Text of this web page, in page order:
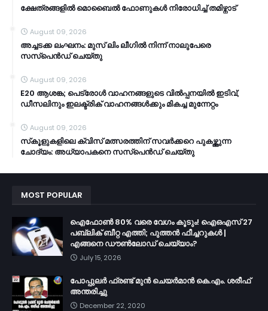
ക്ഷേത്രങ്ങളില്‍ മൊബൈല്‍ ഫോണുകള്‍ നിരോധിച്ച് തമിഴ്നാട്
August 09, 2026
അച്ചടക്ക ലംഘനം: മുസ് ലിം ലീഗില്‍ നിന്ന് നാലുപേരെ
സസ്പെന്‍ഡ് ചെയ്തു
August 09, 2026
E20 ആശങ്ക; പെട്രോൾ വാഹനങ്ങളുടെ വിൽപ്പനയിൽ ഇടിവ്,
ഡീസലിനും ഇലക്ട്രിക് വാഹനങ്ങൾക്കും മികച്ച മുന്നേറ്റം
August 09, 2026
സ്‌കൂളുകളിലെ ക്വിസ് മത്സരത്തിന് സവർക്കറെ പുകഴ്ത്തുന്ന
ചോദ്യം: അധ്യാപകനെ സസ്പെൻഡ് ചെയ്തു
MOST POPULAR
ഐഫോൺ 80% വരെ വേഗം കൂടും! ഐഒഎസ് 27
പബ്ലിക് ബീറ്റ എത്തി; പുത്തൻ ഫീച്ചറുകൾ |
എങ്ങനെ ഡൗൺലോഡ് ചെയ്യാം?
July 15, 2026
പോപ്പുലർ ഫ്രണ്ട്​ മുൻ ചെയർമാൻ കെ.എം. ശരീഫ്​
അന്തരിച്ചു
December 22, 2020